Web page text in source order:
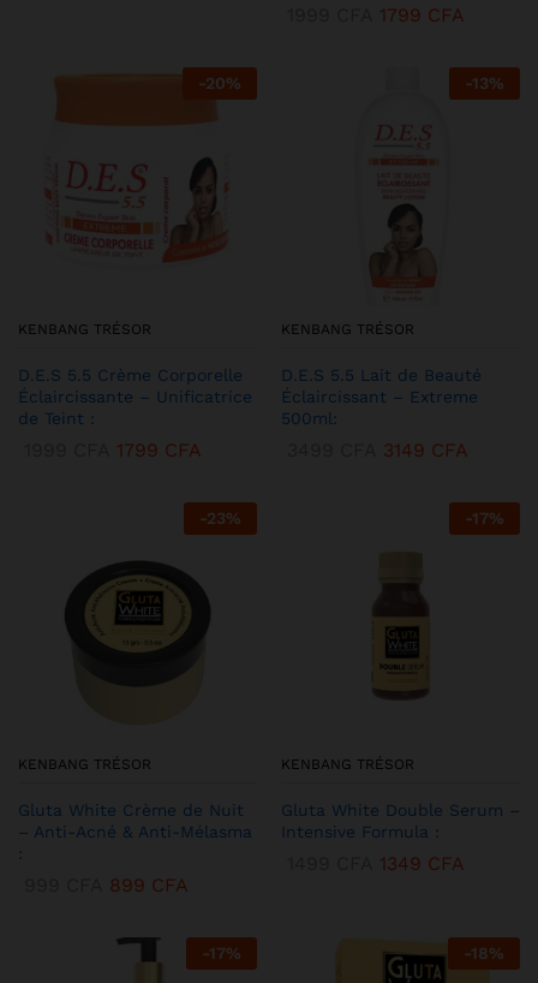
1799 CFA
-20%
KENBANG TRÉSOR
D.E.S 5.5 Crème Corporelle
Éclaircissante – Unificatrice
de Teint :
1799 CFA
-13%
KENBANG TRÉSOR
D.E.S 5.5 Lait de Beauté
Éclaircissant – Extreme
500ml:
3149 CFA
-23%
KENBANG TRÉSOR
Gluta White Crème de Nuit
– Anti-Acné & Anti-Mélasma
:
899 CFA
-17%
KENBANG TRÉSOR
Gluta White Double Serum –
Intensive Formula :
1349 CFA
-17% -18%